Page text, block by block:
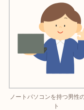
ノートパソコンを持つ男性
ト